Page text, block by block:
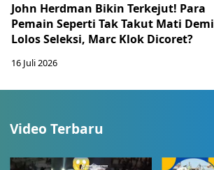
John Herdman Bikin Terkejut! Para
Pemain Seperti Tak Takut Mati Demi
Lolos Seleksi, Marc Klok Dicoret?
16 Juli 2026
Video Terbaru